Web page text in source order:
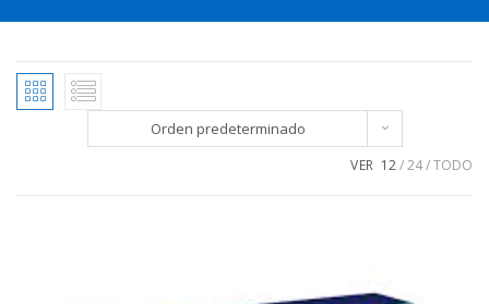
Orden predeterminado
VER 12 24 TODO